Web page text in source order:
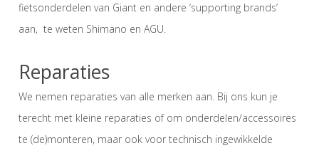
fietsonderdelen van Giant en andere ‘supporting brands’
aan, te weten Shimano en AGU.
Reparaties
We nemen reparaties van alle merken aan. Bij ons kun je
terecht met kleine reparaties of om onderdelen/accessoires
te (de)monteren, maar ook voor technisch ingewikkelde